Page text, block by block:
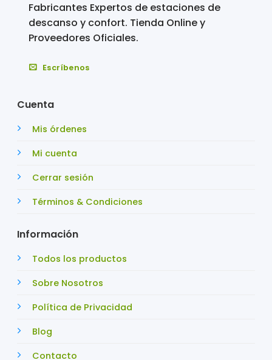
Fabricantes Expertos de estaciones de
descanso y confort. Tienda Online y
Proveedores Oficiales.
Escríbenos
Cuenta
Mis órdenes
Mi cuenta
Cerrar sesión
Términos & Condiciones
Información
Todos los productos
Sobre Nosotros
Política de Privacidad
Blog
Contacto